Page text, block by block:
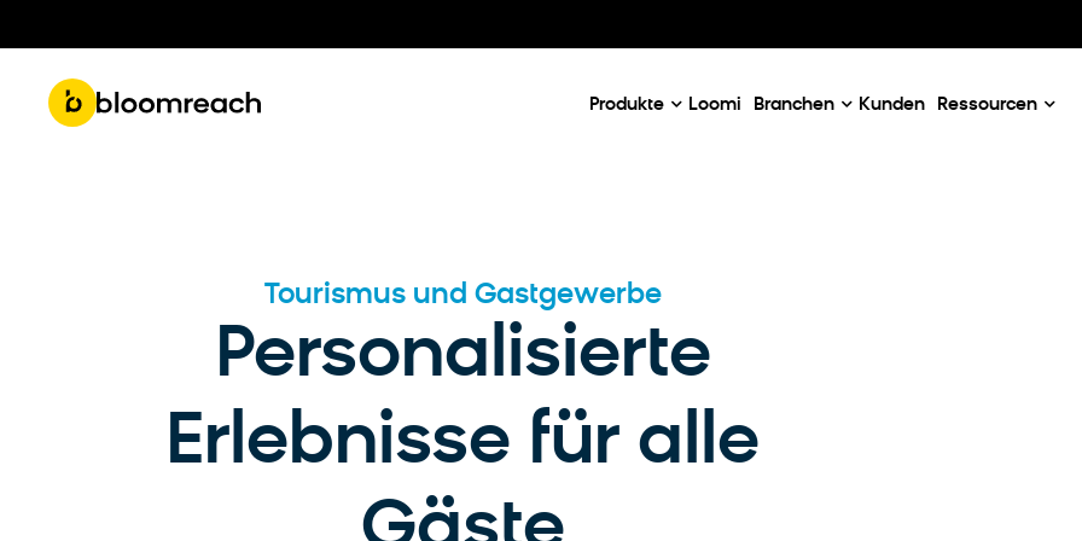
Produkte Loomi Branchen Kunden Ressourcen
Partner Email Use Cases
Tourismus und Gastgewerbe
Personalisierte
Erlebnisse für alle